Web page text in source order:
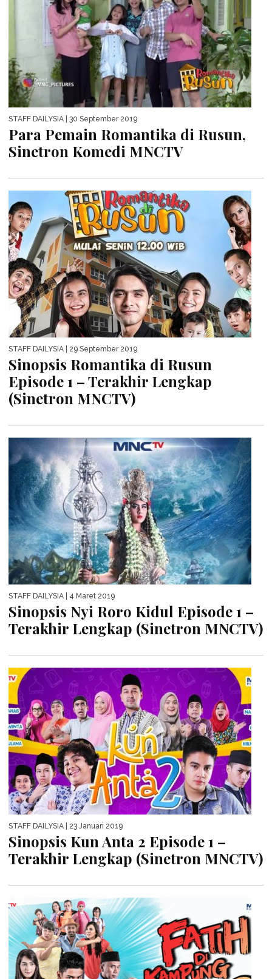
STAFF DAILYSIA | 30 September 2019
Para Pemain Romantika di Rusun,
Sinetron Komedi MNCTV
STAFF DAILYSIA | 29 September 2019
Sinopsis Romantika di Rusun
Episode 1 – Terakhir Lengkap
(Sinetron MNCTV)
STAFF DAILYSIA | 4 Maret 2019
Sinopsis Nyi Roro Kidul Episode 1 –
Terakhir Lengkap (Sinetron MNCTV)
STAFF DAILYSIA | 23 Januari 2019
Sinopsis Kun Anta 2 Episode 1 –
Terakhir Lengkap (Sinetron MNCTV)